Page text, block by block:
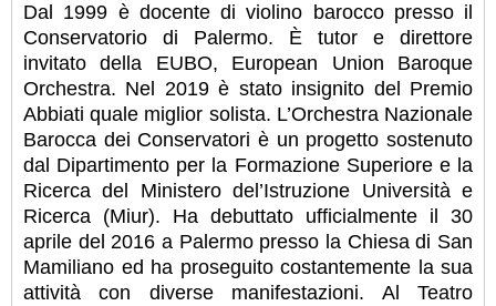
Dal 1999 è docente di violino barocco presso il
Conservatorio di Palermo. È tutor e direttore
invitato della EUBO, European Union Baroque
Orchestra. Nel 2019 è stato insignito del Premio
Abbiati quale miglior solista. L’Orchestra Nazionale
Barocca dei Conservatori è un progetto sostenuto
dal Dipartimento per la Formazione Superiore e la
Ricerca del Ministero del’Istruzione Università e
Ricerca (Miur). Ha debuttato ufficialmente il 30
aprile del 2016 a Palermo presso la Chiesa di San
Mamiliano ed ha proseguito costantemente la sua
attività con diverse manifestazioni. Al Teatro